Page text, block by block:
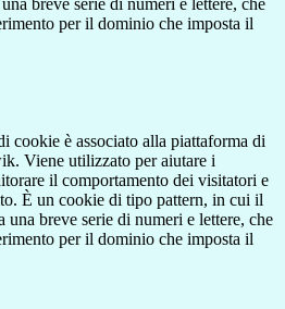
breve serie di numeri e lettere, che
per il dominio che imposta il
cookie è associato alla piattaforma di
Viene utilizzato per aiutare i
il comportamento dei visitatori e
È un cookie di tipo pattern, in cui il
una breve serie di numeri e lettere, che
per il dominio che imposta il